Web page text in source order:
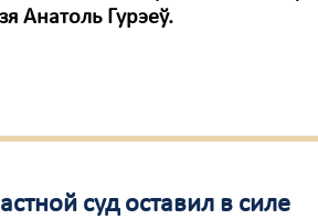
Анатоль Гурэеў.
суд оставил в силе